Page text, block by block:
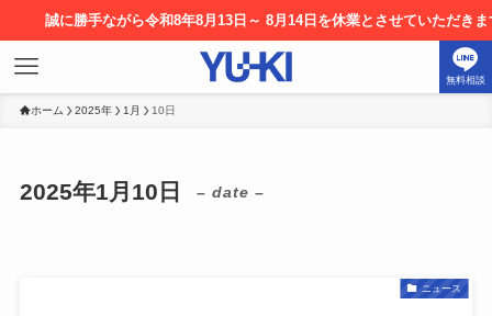
勝手ながら令和8年8月13日～ 8月14日を休業とさせていただきます。お申
無料相談
ホーム 2025年 1月 10日
2025年1月10日 – date –
ニュース